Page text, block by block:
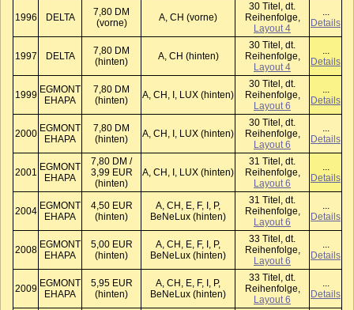
1996 DELTA
7,80 DM
(vorne)
A, CH (vorne)
30 Titel, dt.
Reihenfolge,
Layout 4
...
Details
1997 DELTA
7,80 DM
(hinten)
A, CH (hinten)
30 Titel, dt.
Reihenfolge,
Layout 4
...
Details
1999 EGMONT
EHAPA
7,80 DM
(hinten)
A, CH, I, LUX (hinten)
30 Titel, dt.
Reihenfolge,
Layout 6
...
Details
2000 EGMONT
EHAPA
7,80 DM
(hinten)
A, CH, I, LUX (hinten)
30 Titel, dt.
Reihenfolge,
Layout 6
...
Details
2001 EGMONT
EHAPA
7,80 DM /
3,99 EUR
(hinten)
A, CH, I, LUX (hinten)
31 Titel, dt.
Reihenfolge,
Layout 6
...
Details
2004 EGMONT
EHAPA
4,50 EUR
(hinten)
A, CH, E, F, I, P,
BeNeLux (hinten)
31 Titel, dt.
Reihenfolge,
Layout 6
...
Details
2008 EGMONT
EHAPA
5,00 EUR
(hinten)
A, CH, E, F, I, P,
BeNeLux (hinten)
33 Titel, dt.
Reihenfolge,
Layout 6
...
Details
2009 EGMONT
EHAPA
5,95 EUR
(hinten)
A, CH, E, F, I, P,
BeNeLux (hinten)
33 Titel, dt.
Reihenfolge,
Layout 6
...
Details